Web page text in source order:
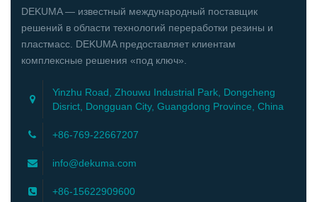
DEKUMA — известный международный поставщик
решений в области технологий переработки резины и
пластмасс. DEKUMA предоставляет клиентам
комплексные решения «под ключ».
Yinzhu Road, Zhouwu Industrial Park, Dongcheng
Disrict, Dongguan City, Guangdong Province, China
+86-769-22667207
info@dekuma.com
+86-15622909600